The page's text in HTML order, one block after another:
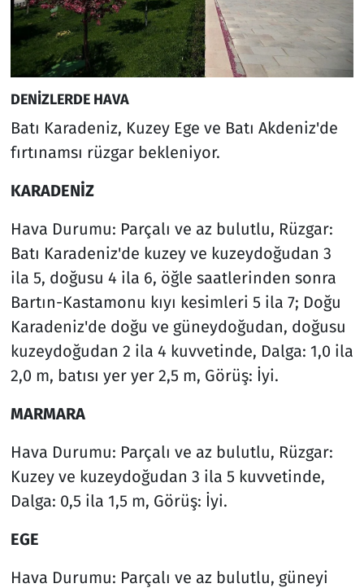
DENİZLERDE HAVA
Batı Karadeniz, Kuzey Ege ve Batı Akdeniz'de
fırtınamsı rüzgar bekleniyor.
KARADENİZ
Hava Durumu: Parçalı ve az bulutlu, Rüzgar:
Batı Karadeniz'de kuzey ve kuzeydoğudan 3
ila 5, doğusu 4 ila 6, öğle saatlerinden sonra
Bartın-Kastamonu kıyı kesimleri 5 ila 7; Doğu
Karadeniz'de doğu ve güneydoğudan, doğusu
kuzeydoğudan 2 ila 4 kuvvetinde, Dalga: 1,0 ila
2,0 m, batısı yer yer 2,5 m, Görüş: İyi.
MARMARA
Hava Durumu: Parçalı ve az bulutlu, Rüzgar:
Kuzey ve kuzeydoğudan 3 ila 5 kuvvetinde,
Dalga: 0,5 ila 1,5 m, Görüş: İyi.
EGE
Hava Durumu: Parçalı ve az bulutlu, güneyi